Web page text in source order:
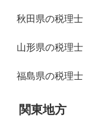
秋田県の税理士
山形県の税理士
福島県の税理士
関東地方